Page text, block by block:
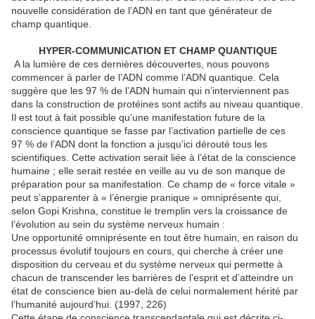
nouvelle considération de l’ADN en tant que générateur de
champ quantique.
HYPER-COMMUNICATION ET CHAMP QUANTIQUE
A la lumière de ces dernières découvertes, nous pouvons
commencer à parler de l’ADN comme l’ADN quantique. Cela
suggère que les 97 % de l’ADN humain qui n’interviennent pas
dans la construction de protéines sont actifs au niveau quantique.
Il est tout à fait possible qu’une manifestation future de la
conscience quantique se fasse par l’activation partielle de ces
97 % de l’ADN dont la fonction a jusqu’ici dérouté tous les
scientifiques. Cette activation serait liée à l’état de la conscience
humaine ; elle serait restée en veille au vu de son manque de
préparation pour sa manifestation. Ce champ de « force vitale »
peut s’apparenter à « l’énergie pranique » omniprésente qui,
selon Gopi Krishna, constitue le tremplin vers la croissance de
l’évolution au sein du système nerveux humain :
Une opportunité omniprésente en tout être humain, en raison du
processus évolutif toujours en cours, qui cherche à créer une
disposition du cerveau et du système nerveux qui permette à
chacun de transcender les barrières de l’esprit et d’atteindre un
état de conscience bien au-delà de celui normalement hérité par
l’humanité aujourd’hui. (1997, 226)